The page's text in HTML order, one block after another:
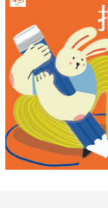
音，不同的長度，
此，其音階和音列
活用才能完成演奏。
台灣長號演奏家田
Künste Berlin）最
職於巴倫波因指揮
團長號首席。